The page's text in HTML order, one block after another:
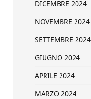
DICEMBRE 2024
NOVEMBRE 2024
SETTEMBRE 2024
GIUGNO 2024
APRILE 2024
MARZO 2024